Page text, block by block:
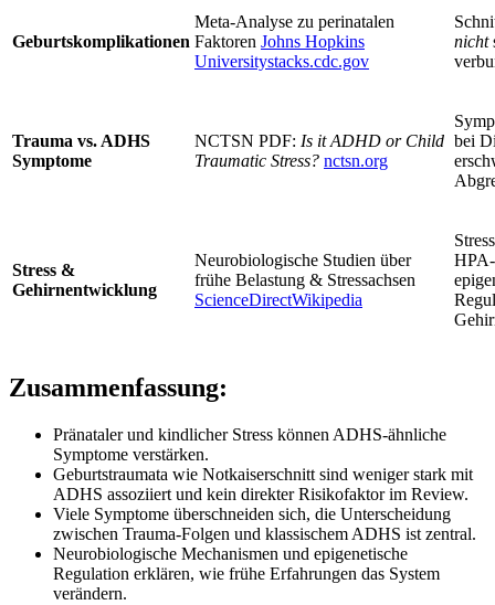
Geburtskomplikationen
Meta‑Analyse zu perinatalen
Faktoren Johns Hopkins
Universitystacks.cdc.gov
nicht
Trauma vs. ADHS
Symptome
NCTSN PDF: Is it ADHD or Child
Traumatic Stress? nctsn.org
bei
Stress &
Gehirnentwicklung
Neurobiologische Studien über
frühe Belastung & Stressachsen
ScienceDirectWikipedia
Zusammenfassung:
Pränataler und kindlicher Stress können ADHS‑ähnliche
Symptome verstärken.
Geburtstraumata wie Notkaiserschnitt sind weniger stark mit
ADHS assoziiert und kein direkter Risikofaktor im Review.
Viele Symptome überschneiden sich, die Unterscheidung
zwischen Trauma-Folgen und klassischem ADHS ist zentral.
Neurobiologische Mechanismen und epigenetische
Regulation erklären, wie frühe Erfahrungen das System
verändern.